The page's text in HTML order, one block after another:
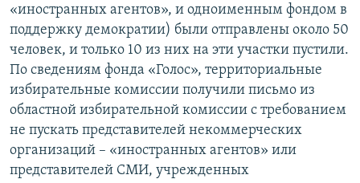
«иностранных агентов», и одноименным фондом в
поддержку демократии) были отправлены около 50
человек, и только 10 из них на эти участки пустили.
По сведениям фонда «Голос», территориальные
избирательные комиссии получили письмо из
областной избирательной комиссии с требованием
не пускать представителей некоммерческих
организаций – «иностранных агентов» или
представителей СМИ, учрежденных